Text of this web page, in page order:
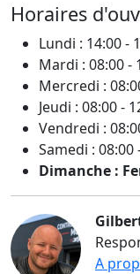
Horaires
Lundi : 14:00 -
Mardi : 08:00 -
Mercredi :
Jeudi : 08:00 -
Vendredi :
Samedi : 08:00
Dimanche :
A